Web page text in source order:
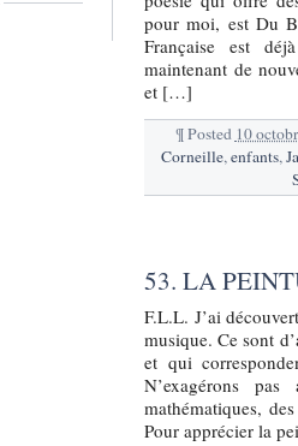
pour moi, est Du
Française est
maintenant de
et […]
¶Posted 10
Corneille,enfants,
53. LA
F.L.L. J’ai
musique. Ce sont
et qui
N’exagérons
mathématiques,
Pour apprécier la